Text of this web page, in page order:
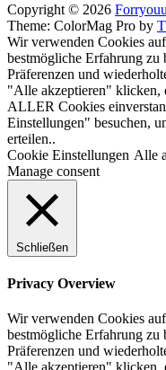
Copyright © 2026 Forryouu
Theme: ColorMag Pro by
Wir verwenden Cookies
bestmögliche Erfahrung zu
Präferenzen und
"Alle akzeptieren" klicken,
ALLER Cookies
Einstellungen" besuchen,
erteilen..
Cookie Einstellungen Alle
Manage consent
Schließen
Privacy Overview
Wir verwenden Cookies
bestmögliche Erfahrung zu
Präferenzen und
"Alle akzeptieren" klicken,